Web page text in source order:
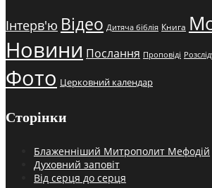
Інтерв'ю Відео Дитяча біблія Книга
Новини Послання Проповіді
Фото Церковний календар
Сторінки
Блаженніший Митрополит Мефодій
Духовний заповіт
Від серця до серця